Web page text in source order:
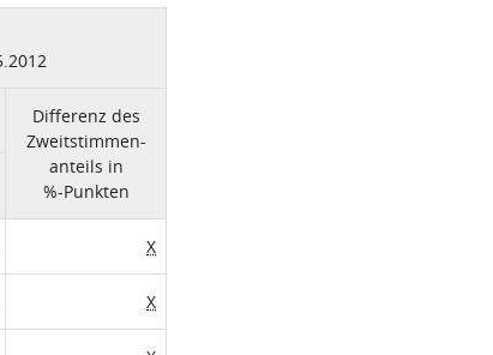
Differenz des
Zweitstimmen-
anteils in
%-Punkten
X
X